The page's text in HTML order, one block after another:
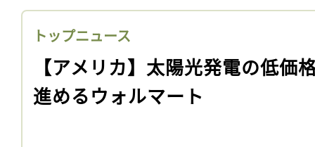
トップニュース
【アメリカ】太陽光発電の低価
進めるウォルマート